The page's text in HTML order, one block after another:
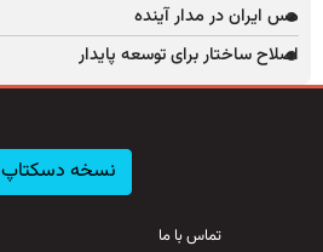
مس ایران در مدار آینده
اصلاح ساختار برای توسعه پایدار
نسخه دسکتاپ
تماس با ما